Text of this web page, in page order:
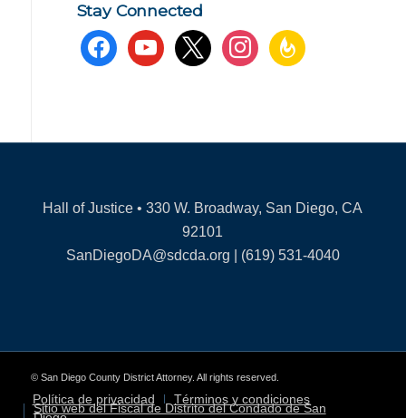
Stay Connected
facebookyoutube x instagramfeedburner
Hall of Justice • 330 W. Broadway, San Diego, CA
92101
SanDiegoDA@sdcda.org | (619) 531-4040
© San Diego County District Attorney. All rights reserved.
Política de privacidad Términos y condiciones
Sitio web del Fiscal de Distrito del Condado de San